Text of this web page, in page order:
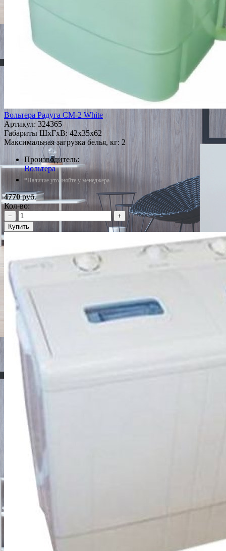
Вольтера Радуга СМ-2 White
Артикул: 324365
Габариты ШxГxВ: 42x35x62
Максимальная загрузка белья, кг: 2
Производитель:
Вольтера
*Наличие уточняйте у менеджера
4770руб.
Кол-во:
−
+
Купить